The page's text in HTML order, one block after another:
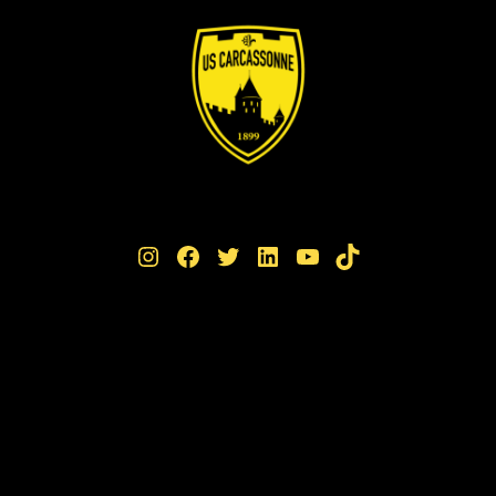
Instagram Facebook Twitter LinkedIn YouTube TikTok